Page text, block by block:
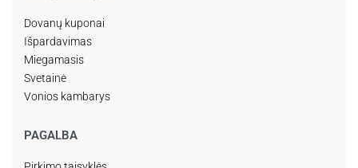
Dovanų kuponai
Išpardavimas
Miegamasis
Svetainė
Vonios kambarys
PAGALBA